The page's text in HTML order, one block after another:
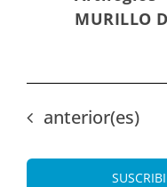
MURILLO
Eventos
anterior(es)